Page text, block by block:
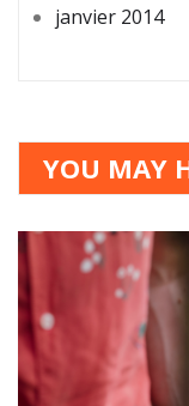
janvier 2014
YOU MAY